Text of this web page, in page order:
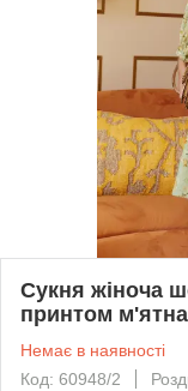
Сукня жіноча
принтом м'ятна
Немає в наявності
Код: 60948/2